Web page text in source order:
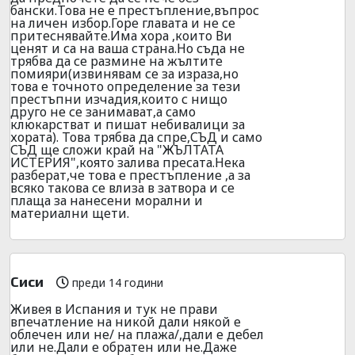
бански.Това не е престъпление,въпрос
на личен избор.Горе главата и не се
притеснявайте.Има хора ,които Ви
ценят и са на ваша страна.Но съда не
трябва да се размине на жълтите
помияри(извинявам се за израза,но
това е точното определение за тези
престъпни изчадия,които с нищо
друго не се занимават,а само
клюкарстват и пишат небивалици за
хората). Това трябва да спре,СЪД и само
СЪД ще сложи край на "ЖЪЛТАТА
ИСТЕРИЯ",която залива пресата.Нека
разберат,че това е престъпление ,а за
всяко такова се влиза в затвора и се
плаща за нанесени морални и
материални щети.
Сиси преди 14 години
Живея в Испания и тук не прави
впечатление на никой дали някой е
облечен или не/ на плажа/,дали е дебел
или не.Дали е обратен или не.Даже